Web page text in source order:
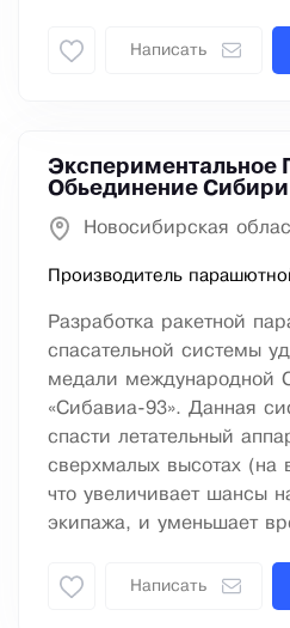
Написать
Экспериментальное
Обьединение Сибири
Новосибирская
Производитель
Разработка ракетной
спасательной системы
медали международной
«Сибавиа-93». Данная
спасти летательный
сверхмалых высотах (на
что увеличивает шансы
экипажа, и уменьшает
Написать